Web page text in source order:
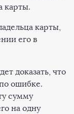
карты.
карты,
его в
доказать, что
ошибке.
сумму
на одну